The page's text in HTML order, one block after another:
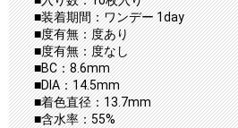
■装着期間：ワンデー 1day
■度有無：度あり
■度有無：度なし
■BC：8.6mm
■DIA：14.5mm
■着色直径：13.7mm
■含水率：55%